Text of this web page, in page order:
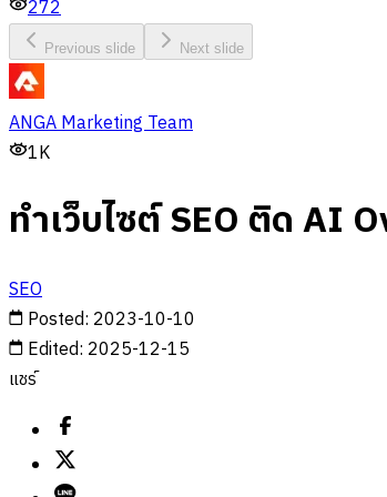
272
Previous slide Next slide
ANGA Marketing Team
1K
ทำเว็บไซต์ SEO ติด AI
SEO
Posted: 2023-10-10
Edited: 2025-12-15
แชร์